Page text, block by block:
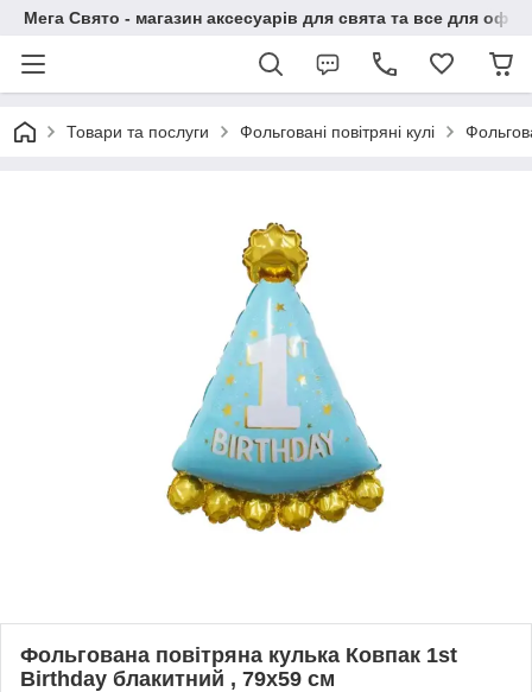
Мега Свято - магазин аксесуарів для свята та все для
Товари та послуги Фольговані повітряні кулі
Фольгована повітряна кулька Ковпак 1st
Birthday блакитний , 79х59 см